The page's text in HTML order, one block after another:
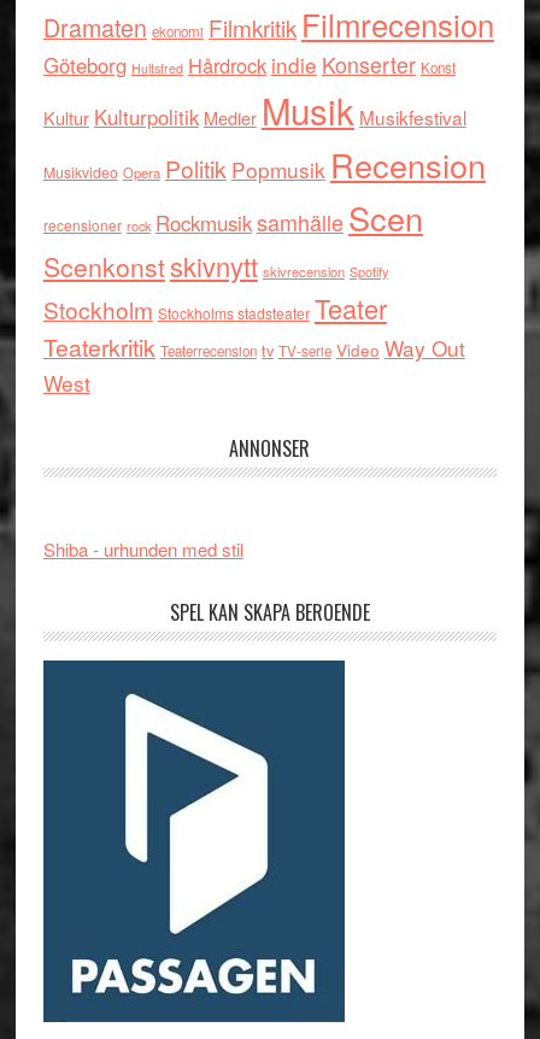
Dramaten ekonomi Filmkritik Filmrecension
Göteborg Hultsfred Hårdrock indie Konserter Konst
Kultur Kulturpolitik Medier Musik Musikfestival
Musikvideo Opera Politik Popmusik Recension
recensioner rock RockmusiksamhälleScen
Scenkonstskivnytt skivrecension Spotify
Stockholm Stockholms stadsteater Teater
Teaterkritik Teaterrecension tv TV-serie Video Way Out
West
ANNONSER
Shiba - urhunden med stil
SPEL KAN SKAPA BEROENDE